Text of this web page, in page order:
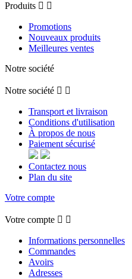
Produits  
Promotions
Nouveaux produits
Meilleures ventes
Notre société
Notre société  
Transport et livraison
Conditions d'utilisation
À propos de nous
Paiement sécurisé
Contactez nous
Plan du site
Votre compte
Votre compte  
Informations personnelles
Commandes
Avoirs
Adresses